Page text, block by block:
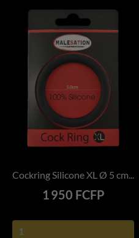
Cockring Silicone XL Ø 5 cm...
Prix
1 950 FCFP